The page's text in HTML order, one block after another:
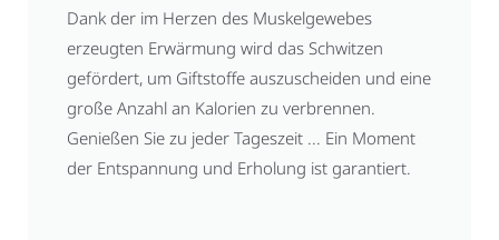
Dank der im Herzen des Muskelgewebes
erzeugten Erwärmung wird das Schwitzen
gefördert, um Giftstoffe auszuscheiden und eine
große Anzahl an Kalorien zu verbrennen.
Genießen Sie zu jeder Tageszeit ... Ein Moment
der Entspannung und Erholung ist garantiert.